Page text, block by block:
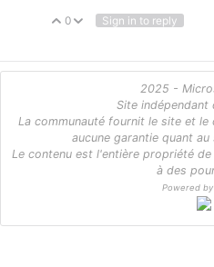
Vote Up
0 Vote Down
Sign in to reply
2025 -
Site indépendant
La communauté fournit le site et
aucune garantie quant
Le contenu est l'entière propriété
à des
Powered by